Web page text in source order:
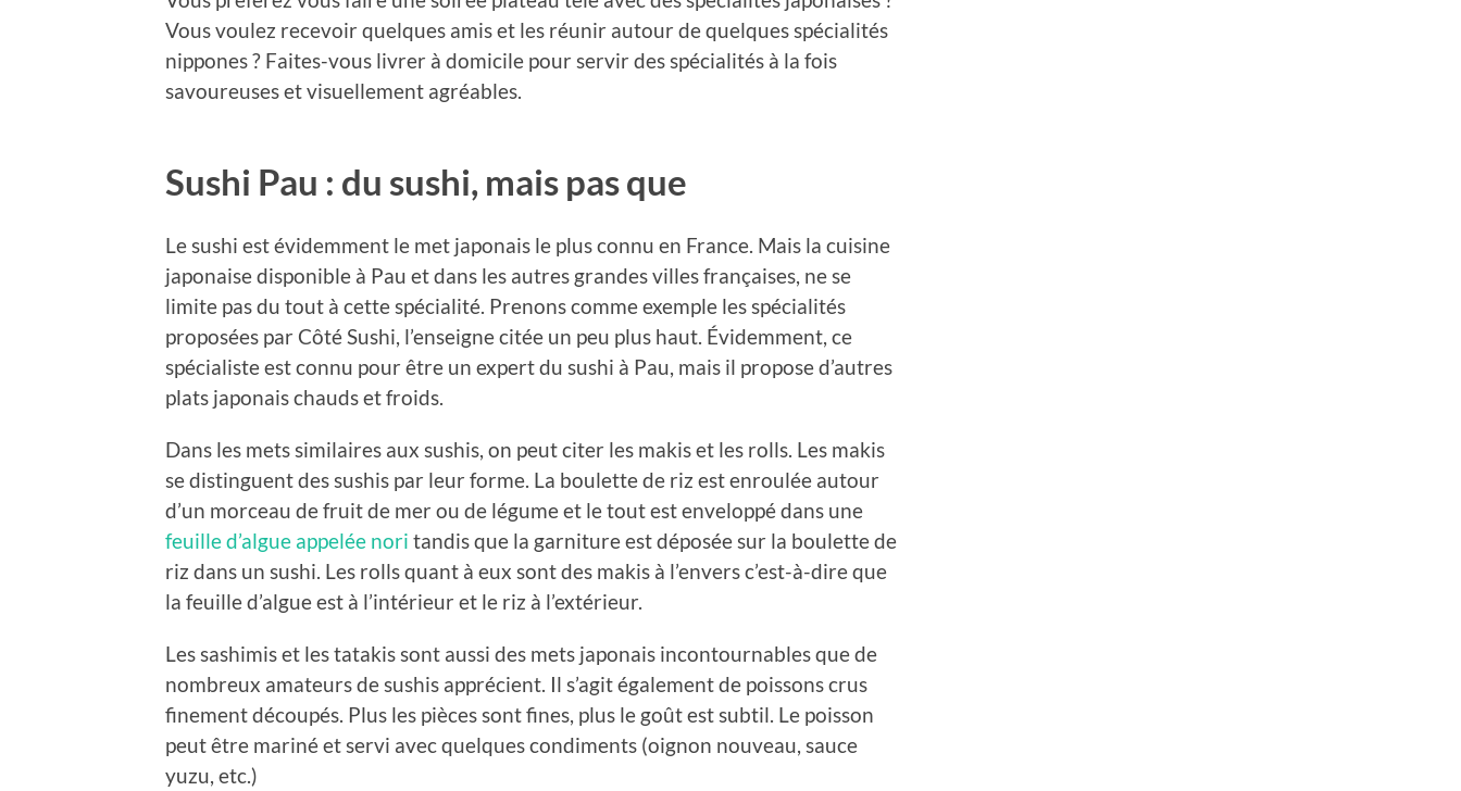
Vous voulez recevoir quelques amis et les réunir autour de quelques spécialités
nippones ? Faites-vous livrer à domicile pour servir des spécialités à la fois
savoureuses et visuellement agréables.
Sushi Pau : du sushi, mais pas que
Le sushi est évidemment le met japonais le plus connu en France. Mais la cuisine
japonaise disponible à Pau et dans les autres grandes villes françaises, ne se
limite pas du tout à cette spécialité. Prenons comme exemple les spécialités
proposées par Côté Sushi, l’enseigne citée un peu plus haut. Évidemment, ce
spécialiste est connu pour être un expert du sushi à Pau, mais il propose d’autres
plats japonais chauds et froids.
Dans les mets similaires aux sushis, on peut citer les makis et les rolls. Les makis
se distinguent des sushis par leur forme. La boulette de riz est enroulée autour
d’un morceau de fruit de mer ou de légume et le tout est enveloppé dans une
feuille d’algue appelée nori tandis que la garniture est déposée sur la boulette de
riz dans un sushi. Les rolls quant à eux sont des makis à l’envers c’est-à-dire que
la feuille d’algue est à l’intérieur et le riz à l’extérieur.
Les sashimis et les tatakis sont aussi des mets japonais incontournables que de
nombreux amateurs de sushis apprécient. Il s’agit également de poissons crus
finement découpés. Plus les pièces sont fines, plus le goût est subtil. Le poisson
peut être mariné et servi avec quelques condiments (oignon nouveau, sauce
yuzu, etc.)